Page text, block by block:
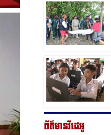
ព័ត៌មានវីដេអូ